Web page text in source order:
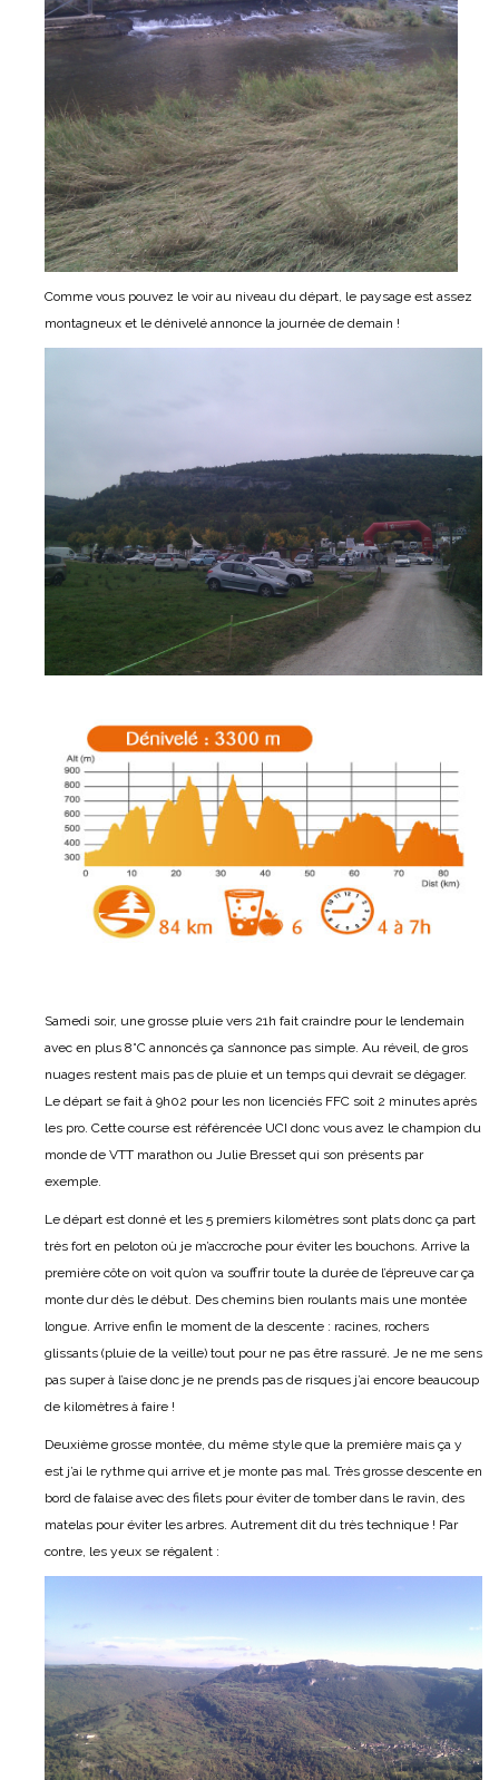
Comme vous pouvez le voir au niveau du départ, le paysage est assez
montagneux et le dénivelé annonce la journée de demain !
Samedi soir, une grosse pluie vers 21h fait craindre pour le lendemain
avec en plus 8°C annoncés ça s’annonce pas simple. Au réveil, de gros
nuages restent mais pas de pluie et un temps qui devrait se dégager.
Le départ se fait à 9h02 pour les non licenciés FFC soit 2 minutes après
les pro. Cette course est référencée UCI donc vous avez le champion du
monde de VTT marathon ou Julie Bresset qui son présents par
exemple.
Le départ est donné et les 5 premiers kilomètres sont plats donc ça part
très fort en peloton où je m’accroche pour éviter les bouchons. Arrive la
première côte on voit qu’on va souffrir toute la durée de l’épreuve car ça
monte dur dès le début. Des chemins bien roulants mais une montée
longue. Arrive enfin le moment de la descente : racines, rochers
glissants (pluie de la veille) tout pour ne pas être rassuré. Je ne me sens
pas super à l’aise donc je ne prends pas de risques j’ai encore beaucoup
de kilomètres à faire !
Deuxième grosse montée, du même style que la première mais ça y
est j’ai le rythme qui arrive et je monte pas mal. Très grosse descente en
bord de falaise avec des filets pour éviter de tomber dans le ravin, des
matelas pour éviter les arbres. Autrement dit du très technique ! Par
contre, les yeux se régalent :